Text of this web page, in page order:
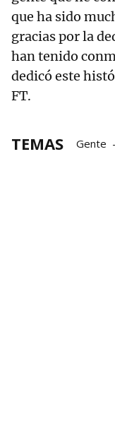
que ha sido
gracias por la
han tenido
dedicó este
FT.
TEMAS Gente